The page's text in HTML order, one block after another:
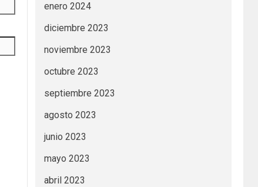
enero 2024
diciembre 2023
noviembre 2023
octubre 2023
septiembre 2023
agosto 2023
junio 2023
mayo 2023
abril 2023